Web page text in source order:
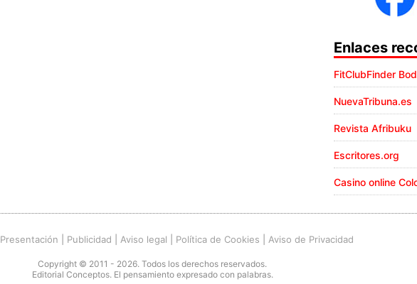
Enlaces
FitClubFinder
NuevaTribuna.es
Revista Afribuku
Escritores.org
Casino online
Presentación Publicidad Aviso legal Política de Cookies Aviso de Privacidad
Copyright © 2011 - 2026. Todos los derechos reservados.
Editorial Conceptos. El pensamiento expresado con palabras.